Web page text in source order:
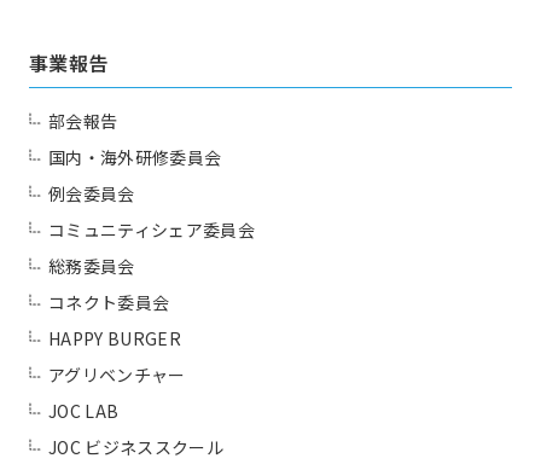
事業報告
部会報告
国内・海外研修委員会
例会委員会
コミュニティシェア委員会
総務委員会
コネクト委員会
HAPPY BURGER
アグリベンチャー
JOC LAB
JOC ビジネススクール